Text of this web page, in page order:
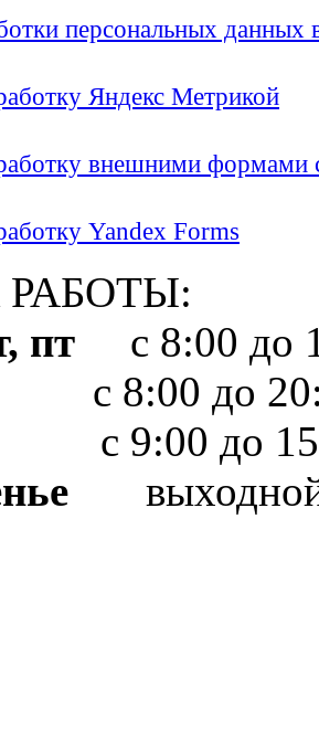
персональных
Яндекс Метрикой
внешними формами
Yandex Forms
пт с 8:00 до
8:00 до
с 9:00 до